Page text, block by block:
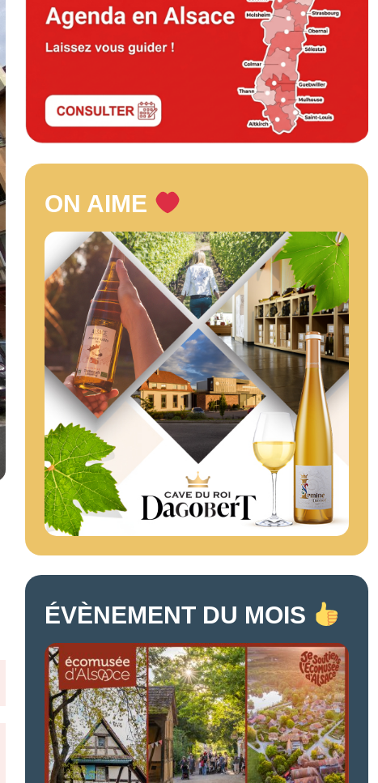
ON AIME
ÉVÈNEMENT DU MOIS